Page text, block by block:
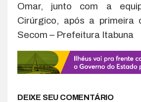
Omar, junto com a
Cirúrgico, após a primeira
Secom – Prefeitura Itabuna
DEIXE SEU COMENTÁRIO